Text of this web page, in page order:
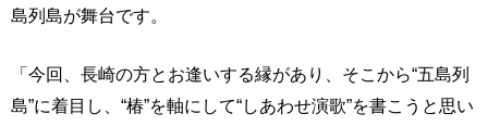
島列島が舞台です。
「今回、長崎の方とお逢いする縁があり、そこから“五島列
島”に着目し、“椿”を軸にして“しあわせ演歌”を書こうと思い